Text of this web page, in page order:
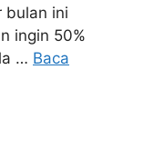
bulan ini
ingin 50%
… Baca